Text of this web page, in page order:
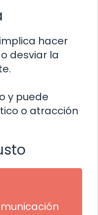
hacer
desviar la
y puede
o atracción